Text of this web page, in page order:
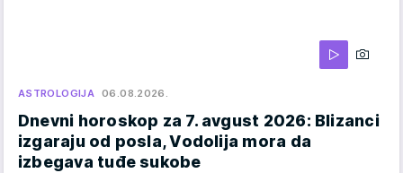
ASTROLOGIJA 06.08.2026.
Dnevni horoskop za 7. avgust 2026: Blizanci
izgaraju od posla, Vodolija mora da
izbegava tuđe sukobe